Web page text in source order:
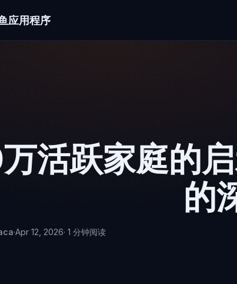
应用程序
活跃家庭的
的
·Apr 12, 2026· 1 分钟阅读